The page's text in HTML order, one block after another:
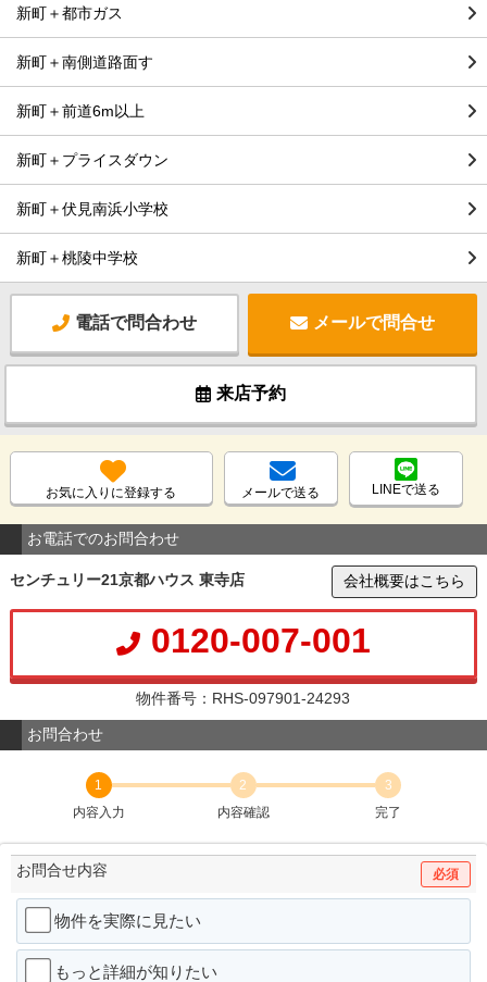
新町＋都市ガス
新町＋南側道路面す
新町＋前道6m以上
新町＋プライスダウン
新町＋伏見南浜小学校
新町＋桃陵中学校
電話で問合わせ メールで問合せ
来店予約
お気に入りに登録する メールで送る LINEで送る
お電話でのお問合わせ
センチュリー21京都ハウス 東寺店 会社概要はこちら
0120-007-001
物件番号：RHS-097901-24293
お問合わせ
1
内容入力
2
内容確認
3
完了
お問合せ内容 必須
物件を実際に見たい
もっと詳細が知りたい